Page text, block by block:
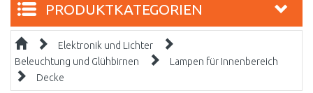
PRODUKTKATEGORIEN
Elektronik und Lichter
Beleuchtung und Glühbirnen
Lampen für Innenbereich
Decke